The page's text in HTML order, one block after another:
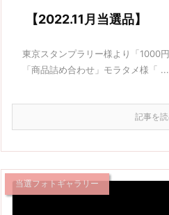
【2022.11月当選品】
東京スタンプラリー様より「1000
「商品詰め合わせ」モラタメ様「 ...
記事を
当選フォトギャラリー